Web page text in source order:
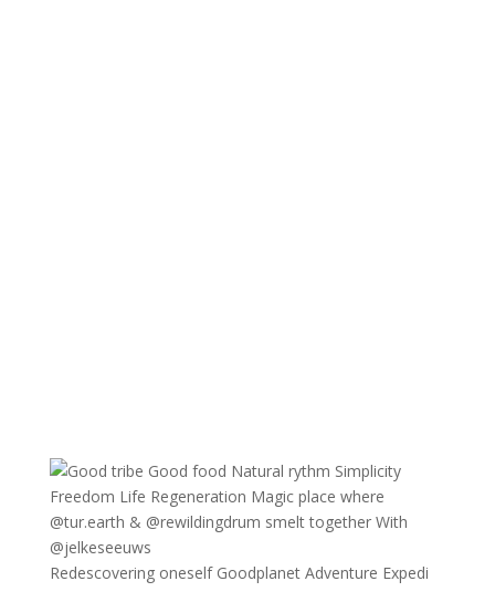
Redescovering oneself Goodplanet Adventure Expedi